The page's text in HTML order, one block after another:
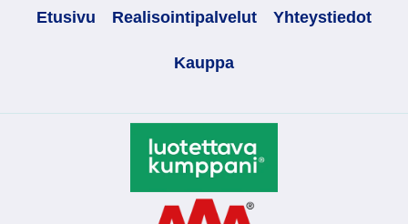
Etusivu Realisointipalvelut Yhteystiedot
Kauppa